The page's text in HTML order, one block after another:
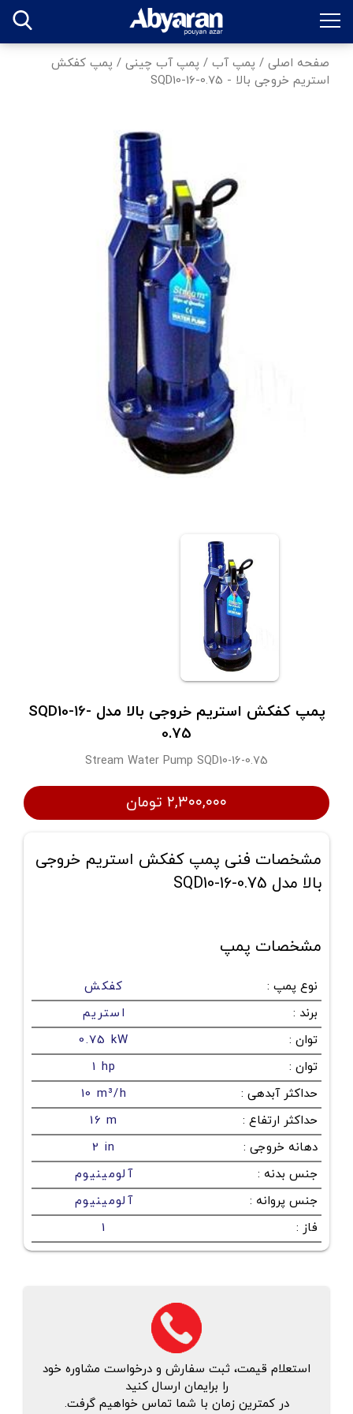
صفحه اصلی / پمپ آب / پمپ آب چینی / پمپ كفكش
استريم خروجی بالا - SQD10-16-0.75
پمپ كفكش استريم خروجی بالا مدل SQD10-16-
0.75
Stream Water Pump SQD10-16-0.75
۲,۳۰۰,۰۰۰ تومان
مشخصات فنی پمپ كفكش استريم خروجی
بالا مدل SQD10-16-0.75
مشخصات پمپ
نوع پمپ :
کفکش
برند :
استریم
توان :
0.75 kW
توان :
1 hp
حداکثر آبدهی :
10 m³/h
حداکثر ارتفاع :
16 m
دهانه خروجی :
2 in
جنس بدنه :
آلومینیوم
جنس پروانه :
آلومینیوم
فاز :
1
استعلام قیمت، ثبت سفارش و درخواست مشاوره خود
را برایمان ارسال کنید
در کمترین زمان با شما تماس خواهیم گرفت.